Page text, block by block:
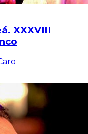
XXXVIII